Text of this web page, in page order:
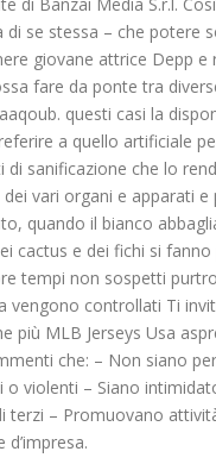
di se stessa – che potere
giovane attrice Depp e
fare da ponte tra
questi casi la
a quello artificiale
sanificazione che lo
vari organi e apparati
quando il bianco
cactus e dei fichi si
tempi non sospetti
vengono controllati Ti
più MLB Jerseys Usa
che: – Non siano
o violenti – Siano
terzi – Promuovano